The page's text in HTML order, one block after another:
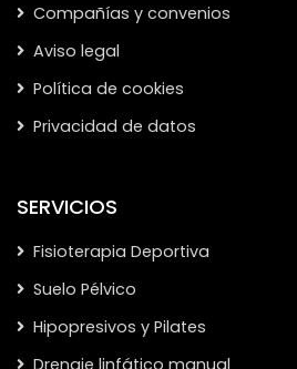
Compañías y convenios
Aviso legal
Política de cookies
Privacidad de datos
SERVICIOS
Fisioterapia Deportiva
Suelo Pélvico
Hipopresivos y Pilates
Drenaje linfático manual